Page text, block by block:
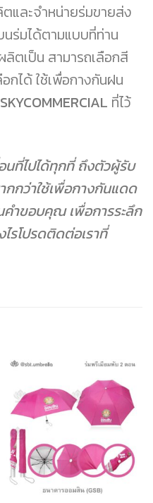
และจำหน่ายร่มขายส่ง
นร่มได้ตามแบบที่ท่าน
ตเป็น สามารถเลือกสี
กได้ ใช้เพื่อกางกันฝน
SKYCOMMERCIAL ที่ไว้
ที่ไปได้ทุกที่ ถึงตัวผู้รับ
กกว่าใช้เพื่อกางกันแดด
ำขอบคุณ เพื่อการระลึก
ไรโปรดติดต่อเราที่